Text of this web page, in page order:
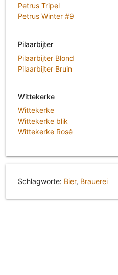
Petrus Tripel
Petrus Winter #9
Pilaarbijter
Pilaarbijter Blond
Pilaarbijter Bruin
Wittekerke
Wittekerke
Wittekerke blik
Wittekerke Rosé
Schlagworte: Bier, Brauerei